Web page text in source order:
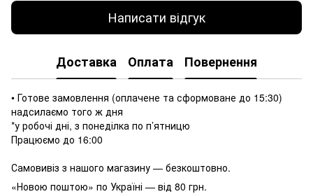
Написати відгук
Доставка Оплата Повернення
• Готове замовлення (оплачене та сформоване до 15:30)
надсилаємо того ж дня
*у робочі дні, з понеділка по п’ятницю
Працюємо до 16:00
Самовивіз з нашого магазину — безкоштовно.
«Новою поштою» по Україні — від 80 грн.